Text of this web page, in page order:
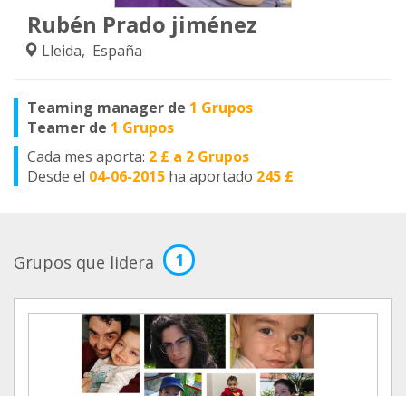
Rubén Prado jiménez
Lleida, España
Teaming manager de 1 Grupos
Teamer de 1 Grupos
Cada mes aporta: 2 £ a 2 Grupos
Desde el 04-06-2015 ha aportado 245 £
Grupos que lidera 1